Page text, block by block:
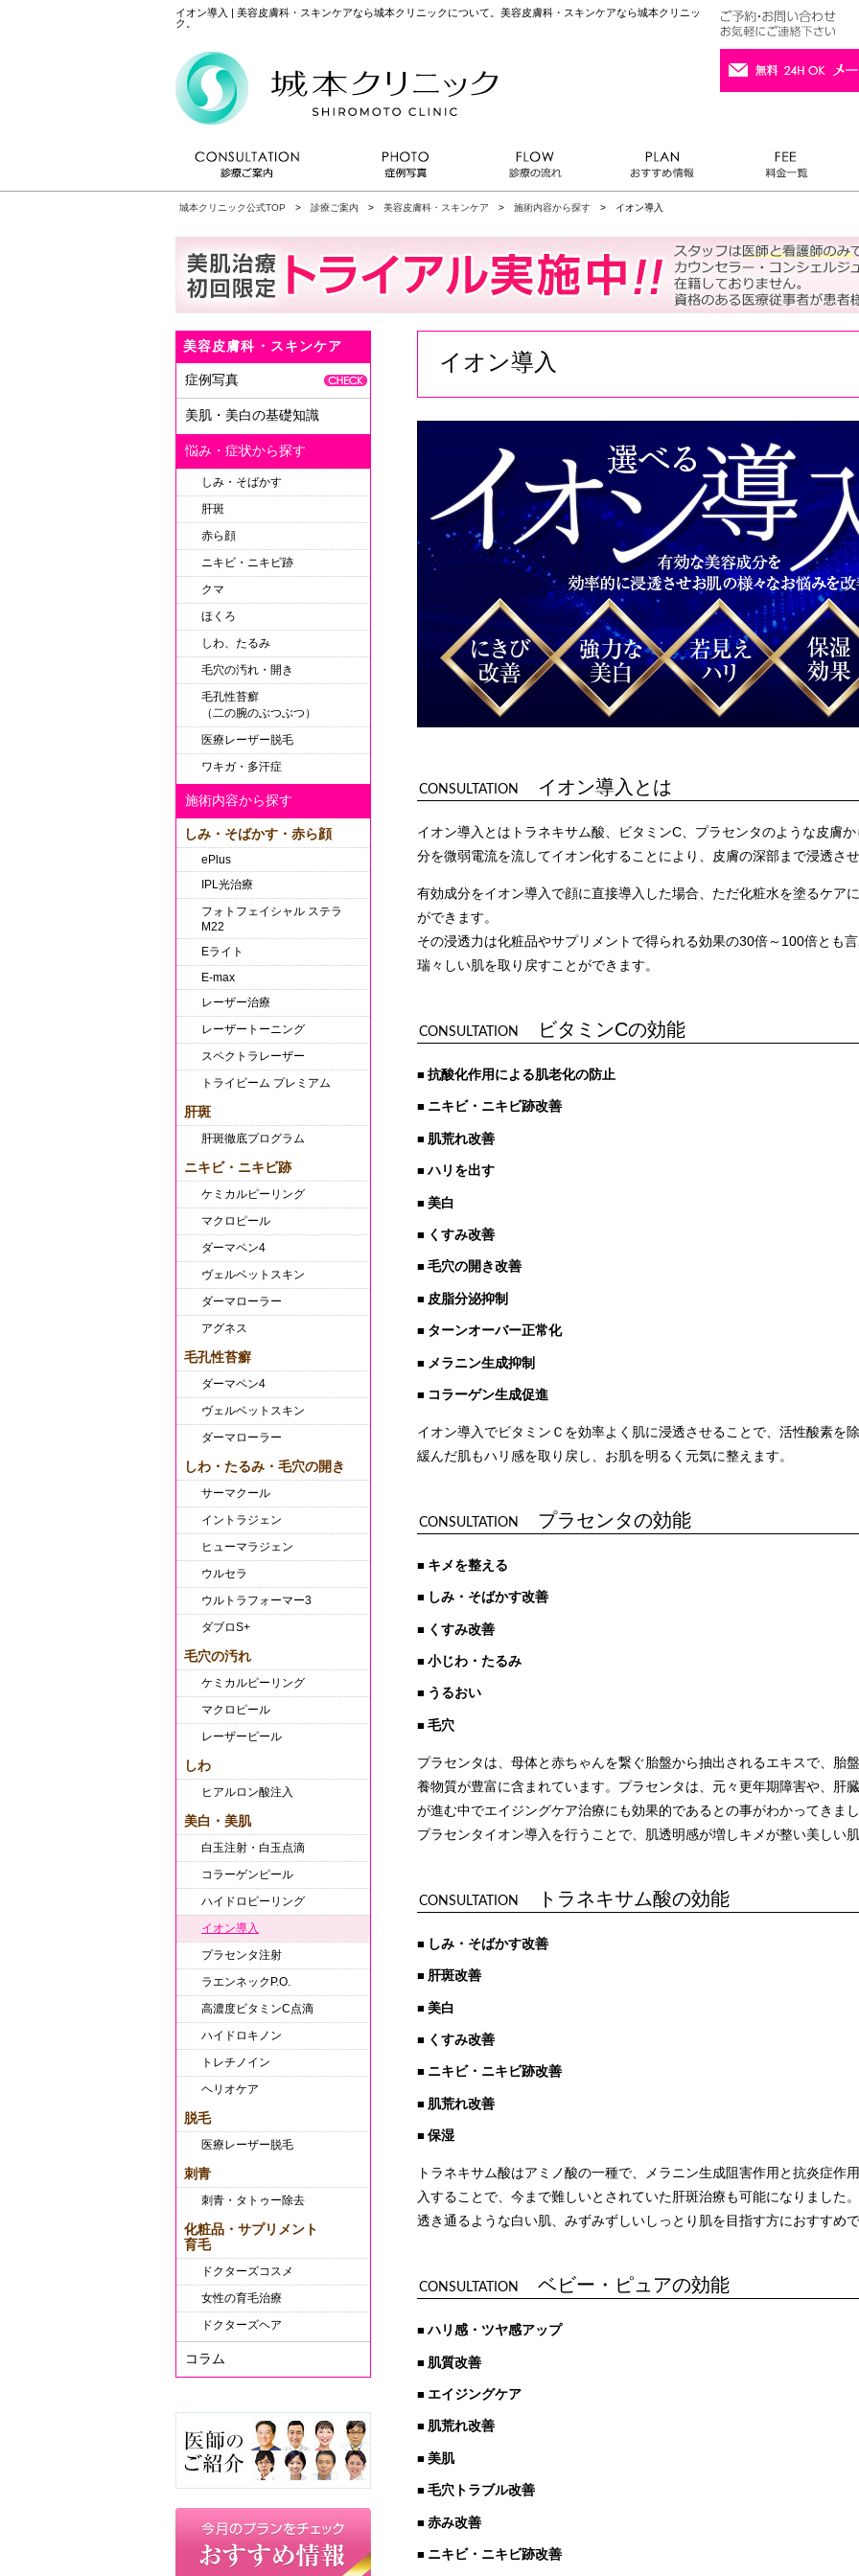
イオン導入 | 美容皮膚科・スキンケアなら城本クリニックについて。美容皮膚科・スキンケアなら城本クリニッ
ク。
城本クリニック公式TOP > 診療ご案内 > 美容皮膚科・スキンケア > 施術内容から探す > イオン導入
イオン導入
CONSULTATION イオン導入とは
イオン導入とはトラネキサム酸、ビタミンC、プラセンタのような皮膚
分を微弱電流を流してイオン化することにより、皮膚の深部まで浸透させ
有効成分をイオン導入で顔に直接導入した場合、ただ化粧水を塗るケア
ができます。
その浸透力は化粧品やサプリメントで得られる効果の30倍～100倍とも
瑞々しい肌を取り戻すことができます。
CONSULTATION ビタミンCの効能
抗酸化作用による肌老化の防止
ニキビ・ニキビ跡改善
肌荒れ改善
ハリを出す
美白
くすみ改善
毛穴の開き改善
皮脂分泌抑制
ターンオーバー正常化
メラニン生成抑制
コラーゲン生成促進
イオン導入でビタミンＣを効率よく肌に浸透させることで、活性酸素を
緩んだ肌もハリ感を取り戻し、お肌を明るく元気に整えます。
CONSULTATION プラセンタの効能
キメを整える
しみ・そばかす改善
くすみ改善
小じわ・たるみ
うるおい
毛穴
プラセンタは、母体と赤ちゃんを繋ぐ胎盤から抽出されるエキスで、胎
養物質が豊富に含まれています。プラセンタは、元々更年期障害や、肝
が進む中でエイジングケア治療にも効果的であるとの事がわかってきまし
プラセンタイオン導入を行うことで、肌透明感が増しキメが整い美しい肌
CONSULTATION トラネキサム酸の効能
しみ・そばかす改善
肝斑改善
美白
くすみ改善
ニキビ・ニキビ跡改善
肌荒れ改善
保湿
トラネキサム酸はアミノ酸の一種で、メラニン生成阻害作用と抗炎症作
入することで、今まで難しいとされていた肝斑治療も可能になりました。
透き通るような白い肌、みずみずしいしっとり肌を目指す方におすすめで
CONSULTATION ベビー・ピュアの効能
ハリ感・ツヤ感アップ
肌質改善
エイジングケア
肌荒れ改善
美肌
毛穴トラブル改善
赤み改善
ニキビ・ニキビ跡改善
美容皮膚科・スキンケア
症例写真
美肌・美白の基礎知識
悩み・症状から探す
しみ・そばかす
肝斑
赤ら顔
ニキビ・ニキビ跡
クマ
ほくろ
しわ、たるみ
毛穴の汚れ・開き
毛孔性苔癬
（二の腕のぶつぶつ）
医療レーザー脱毛
ワキガ・多汗症
施術内容から探す
しみ・そばかす・赤ら顔
ePlus
IPL光治療
フォトフェイシャル ステラ
M22
Eライト
E-max
レーザー治療
レーザートーニング
スペクトラレーザー
トライビーム プレミアム
肝斑
肝斑徹底プログラム
ニキビ・ニキビ跡
ケミカルピーリング
マクロピール
ダーマペン4
ヴェルベットスキン
ダーマローラー
アグネス
毛孔性苔癬
ダーマペン4
ヴェルベットスキン
ダーマローラー
しわ・たるみ・毛穴の開き
サーマクール
イントラジェン
ヒューマラジェン
ウルセラ
ウルトラフォーマー3
ダブロS+
毛穴の汚れ
ケミカルピーリング
マクロピール
レーザーピール
しわ
ヒアルロン酸注入
美白・美肌
白玉注射・白玉点滴
コラーゲンピール
ハイドロピーリング
イオン導入
プラセンタ注射
ラエンネックP.O.
高濃度ビタミンC点滴
ハイドロキノン
トレチノイン
ヘリオケア
脱毛
医療レーザー脱毛
刺青
刺青・タトゥー除去
化粧品・サプリメント
育毛
ドクターズコスメ
女性の育毛治療
ドクターズヘア
コラム